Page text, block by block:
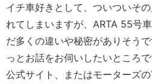
イチ車好きとして、ついついそ
れてしまいますが、ARTA 55号
だ多くの違いや秘密がありそう
っとお話をお伺いしたいところ
公式サイト、またはモーターズ